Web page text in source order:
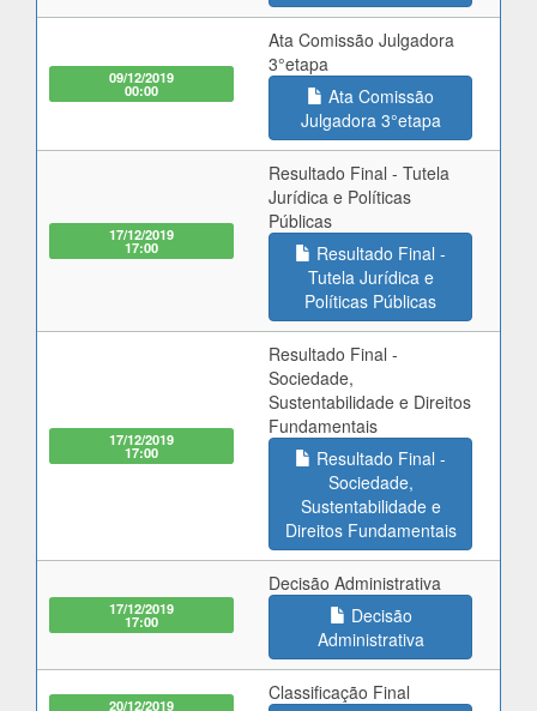
09/12/2019
00:00
Ata Comissão Julgadora
3°etapa
Ata Comissão
Julgadora 3°etapa
17/12/2019
17:00
Resultado Final - Tutela
Jurídica e Políticas
Públicas
Resultado Final -
Tutela Jurídica e
Políticas Públicas
17/12/2019
17:00
Resultado Final -
Sociedade,
Sustentabilidade e Direitos
Fundamentais
Resultado Final -
Sociedade,
Sustentabilidade e
Direitos Fundamentais
17/12/2019
17:00
Decisão Administrativa
Decisão
Administrativa
20/12/2019
Classificação Final